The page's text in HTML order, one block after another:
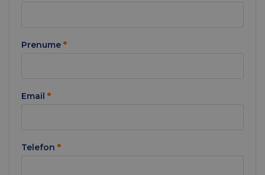
Prenume *
Email *
Telefon *